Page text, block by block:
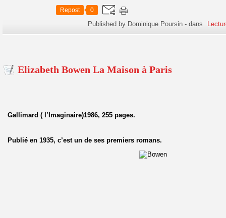
Repost 0
Published by Dominique Poursin -dans
Elizabeth Bowen La Maison à Paris
Gallimard ( l’Imaginaire)1986, 255 pages.
Publié en 1935, c’est un de ses premiers romans.